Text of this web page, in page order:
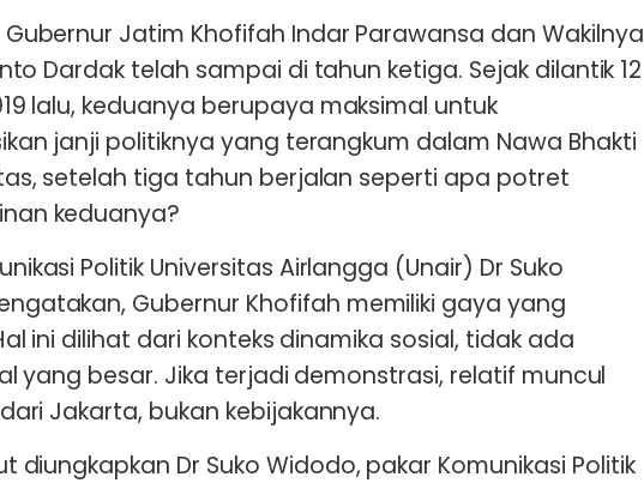
Jatim Khofifah Indar Parawansa dan Wakilnya
Dardak telah sampai di tahun ketiga. Sejak dilantik 12
lalu, keduanya berupaya maksimal untuk
janji politiknya yang terangkum dalam Nawa Bhakti
setelah tiga tahun berjalan seperti apa potret
keduanya?
Politik Universitas Airlangga (Unair) Dr Suko
Gubernur Khofifah memiliki gaya yang
ini dilihat dari konteks dinamika sosial, tidak ada
yang besar. Jika terjadi demonstrasi, relatif muncul
Jakarta, bukan kebijakannya.
diungkapkan Dr Suko Widodo, pakar Komunikasi Politik